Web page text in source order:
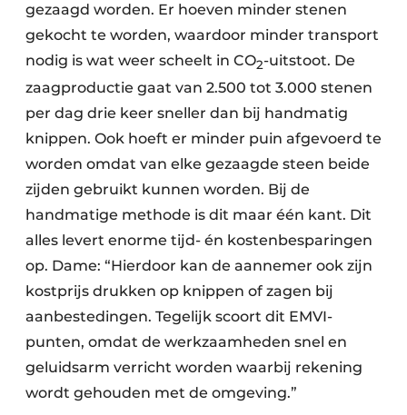
gezaagd worden. Er hoeven minder stenen
gekocht te worden, waardoor minder transport
nodig is wat weer scheelt in CO2-uitstoot. De
zaagproductie gaat van 2.500 tot 3.000 stenen
per dag drie keer sneller dan bij handmatig
knippen. Ook hoeft er minder puin afgevoerd te
worden omdat van elke gezaagde steen beide
zijden gebruikt kunnen worden. Bij de
handmatige methode is dit maar één kant. Dit
alles levert enorme tijd- én kostenbesparingen
op. Dame: “Hierdoor kan de aannemer ook zijn
kostprijs drukken op knippen of zagen bij
aanbestedingen. Tegelijk scoort dit EMVI-
punten, omdat de werkzaamheden snel en
geluidsarm verricht worden waarbij rekening
wordt gehouden met de omgeving.”